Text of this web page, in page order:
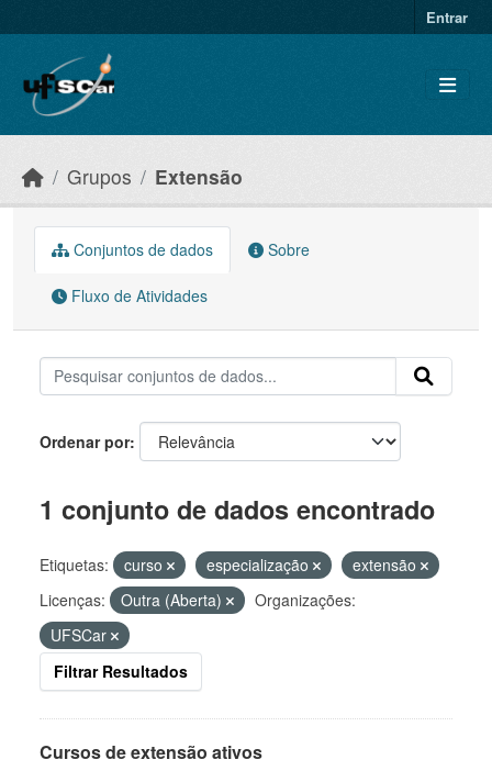
Entrar
Grupos Extensão
Conjuntos de dados Sobre
Fluxo de Atividades
Ordenar por
1 conjunto de dados encontrado
Etiquetas: curso especialização
extensão
Licenças:
Outra (Aberta)
Organizações:
UFSCar
Filtrar Resultados
Cursos de extensão ativos